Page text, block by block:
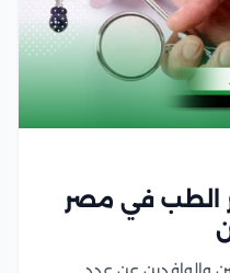
الطب في مصر